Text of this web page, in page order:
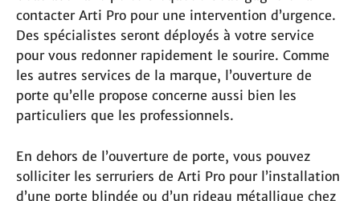
contacter Arti Pro pour une intervention d’urgence.
Des spécialistes seront déployés à votre service
pour vous redonner rapidement le sourire. Comme
les autres services de la marque, l’ouverture de
porte qu’elle propose concerne aussi bien les
particuliers que les professionnels.
En dehors de l’ouverture de porte, vous pouvez
solliciter les serruriers de Arti Pro pour l’installation
d’une porte blindée ou d’un rideau métallique chez